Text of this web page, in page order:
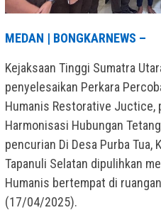
MEDAN | BONGKARNEWS –
Kejaksaan Tinggi Sumatra
penyelesaikan Perkara
Humanis Restorative Juctice,
Harmonisasi Hubungan
pencurian Di Desa Purba Tua,
Tapanuli Selatan dipulihkan
Humanis bertempat di
(17/04/2025).